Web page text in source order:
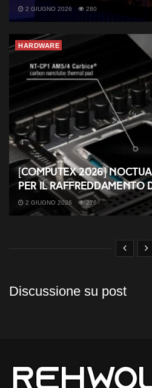
2 GIUGNO 2026 280
HARDWARE
[COMPUTEX 2026]
per il raffreddamento
2 GIUGNO 2026 276
Discussione su post